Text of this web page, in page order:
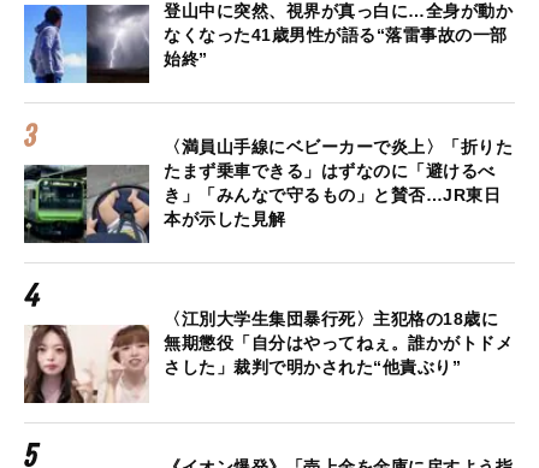
登山中に突然、視界が真っ白に…全身が動か
なくなった41歳男性が語る“落雷事故の一部
始終”
〈満員山手線にベビーカーで炎上〉「折りた
たまず乗車できる」はずなのに「避けるべ
き」「みんなで守るもの」と賛否…JR東日
本が示した見解
〈江別大学生集団暴行死〉主犯格の18歳に
無期懲役「自分はやってねぇ。誰かがトドメ
さした」裁判で明かされた“他責ぶり”